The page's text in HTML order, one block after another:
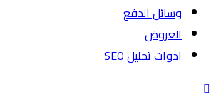
وسائل الدفع
العروض
ادوات تحليل SEO